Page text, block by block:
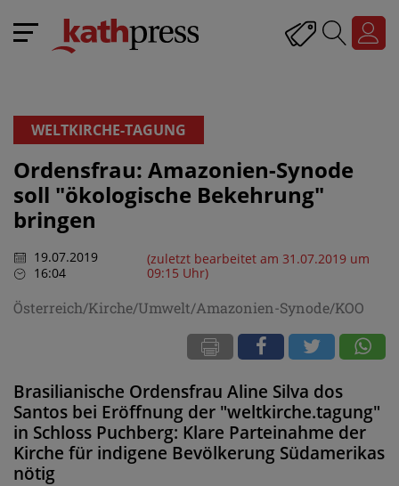
WELTKIRCHE-TAGUNG
Ordensfrau: Amazonien-Synode
soll "ökologische Bekehrung"
bringen
19.07.2019
16:04
(zuletzt bearbeitet am 31.07.2019 um
09:15 Uhr)
Österreich/Kirche/Umwelt/Amazonien-Synode/KOO
Brasilianische Ordensfrau Aline Silva dos
Santos bei Eröffnung der "weltkirche.tagung"
in Schloss Puchberg: Klare Parteinahme der
Kirche für indigene Bevölkerung Südamerikas
nötig